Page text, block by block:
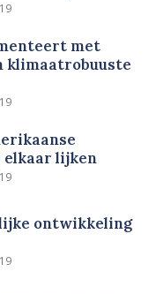
met
klimaatrobuuste
elkaar lijken
ontwikkeling